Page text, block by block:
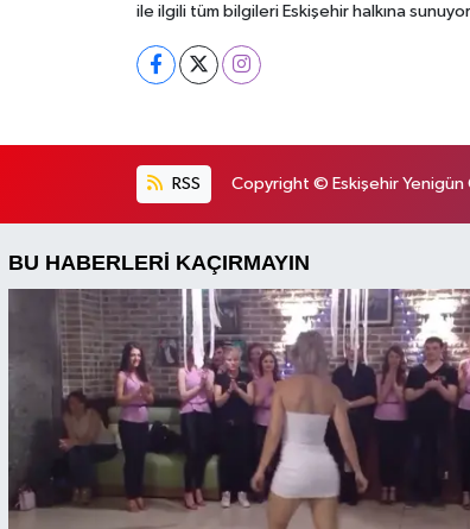
ile ilgili tüm bilgileri Eskişehir halkına sunuyor
RSS Copyright © Eskişehir Yenigün